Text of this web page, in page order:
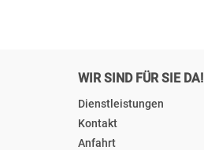
WIR SIND FÜR SIE DA!
Dienstleistungen
Kontakt
Anfahrt